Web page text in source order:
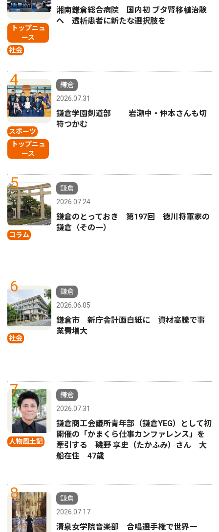
トップニュ
ース
社会
湘南鎌倉総合病院 国内初 ブタ腎移植治験
へ 透析患者に新たな選択肢を
4
スポーツ
トップニュ
ース
鎌倉
2026.07.31
鎌倉学園剣道部 岩瀬中・仲本さんも切
符つかむ
5
コラム
鎌倉
2026.07.24
鎌倉のとっておき 第197回 徳川将軍家の
鎌倉（その一）
6
社会
鎌倉
2026.06.05
鎌倉市 新庁舎計画白紙に 資材高騰で事
業費増大
7
人物風土記
鎌倉
2026.07.31
鎌倉商工会議所青年部（鎌倉YEG）として初
開催の「かまくら仕事カンファレンス」を
牽引する 磯野 享史（たかふみ）さん 大
船在住 47歳
8
鎌倉
2026.07.17
清泉女学院音楽部 合唱選手権で世界一